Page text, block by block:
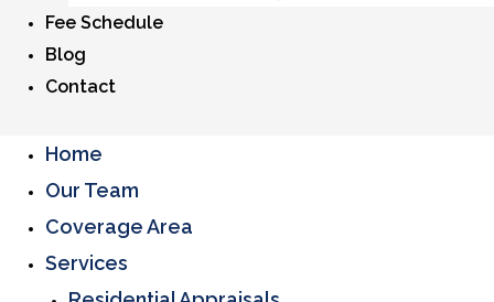
Fee Schedule
Blog
Contact
Home
Our Team
Coverage Area
Services